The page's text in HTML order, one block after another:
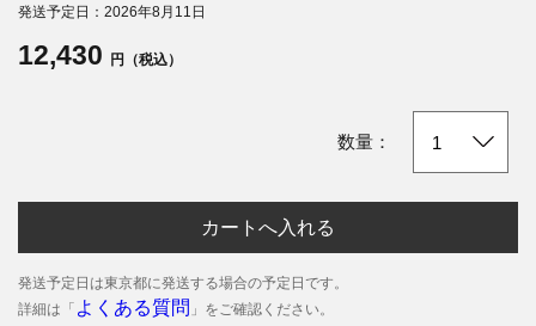
発送予定日：2026年8月11日
12,430 円（税込）
数量：
カートへ入れる
発送予定日は東京都に発送する場合の予定日です。
詳細は「 よくある質問 」をご確認ください。